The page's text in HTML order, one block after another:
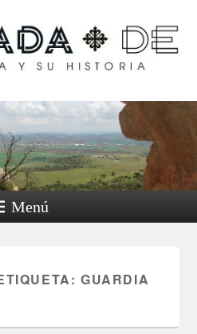
Calatrava y
Menú
GUARDIA